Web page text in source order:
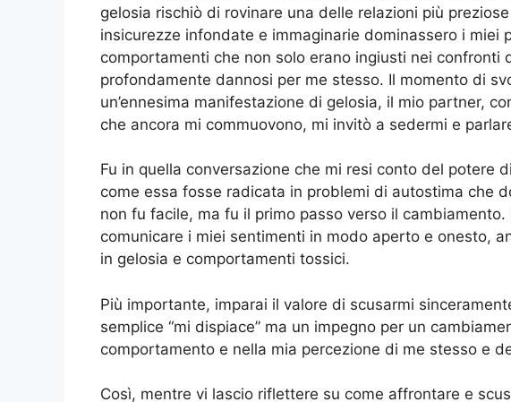
gelosia rischiò di rovinare una delle relazioni più
insicurezze infondate e immaginarie dominassero i miei
comportamenti che non solo erano ingiusti nei confronti
profondamente dannosi per me stesso. Il momento di
un’ennesima manifestazione di gelosia, il mio partner,
che ancora mi commuovono, mi invitò a sedermi e
Fu in quella conversazione che mi resi conto del potere
come essa fosse radicata in problemi di autostima che
non fu facile, ma fu il primo passo verso il cambiamento.
comunicare i miei sentimenti in modo aperto e onesto,
in gelosia e comportamenti tossici.
Più importante, imparai il valore di scusarmi
semplice “mi dispiace” ma un impegno per un
comportamento e nella mia percezione di me stesso e
Così, mentre vi lascio riflettere su come affrontare e